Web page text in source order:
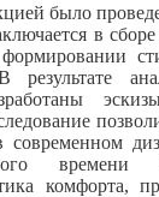
было
в
времени
комфорта,